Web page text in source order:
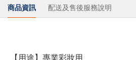
商品資訊 配送及售後服務說明
【用途】專業彩妝用